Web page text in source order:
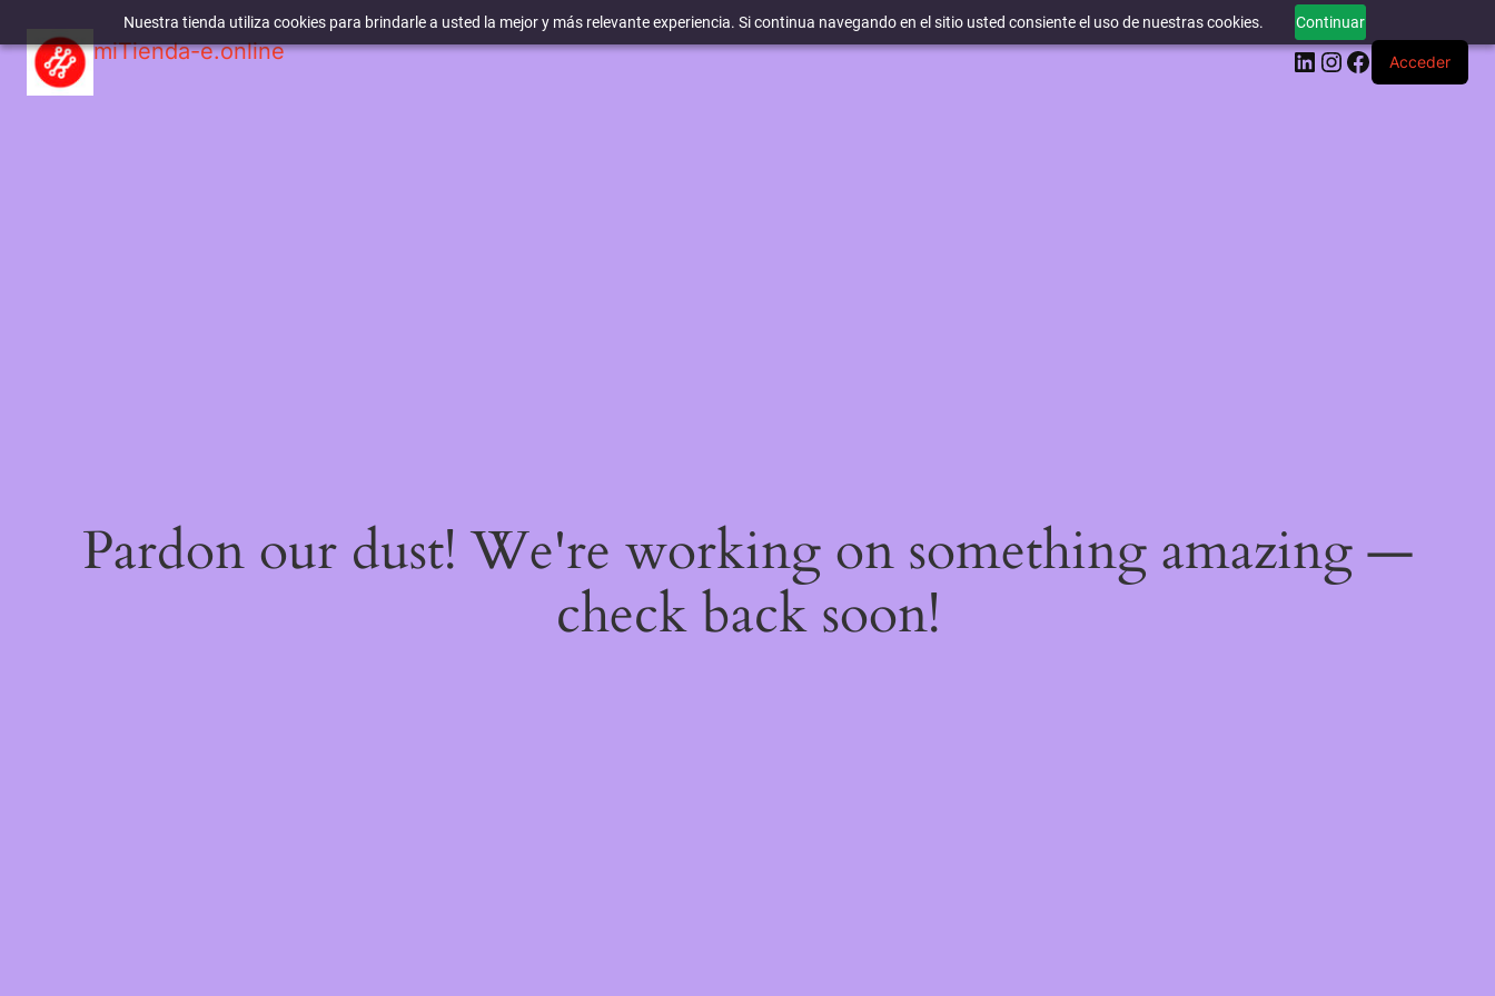
Nuestra tienda utiliza cookies para brindarle a usted la mejor y más relevante experiencia. Si continua navegando en el sitio usted consiente el uso de nuestras cookies. Continuar
miTienda-e.online LinkedIn
Instagram
Facebook
Acceder
Pardon our dust! We're working on something amazing —
check back soon!